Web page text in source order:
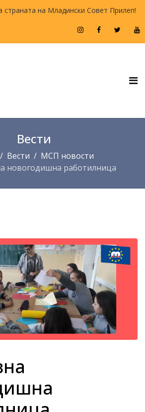
страната на Младински Совет Прилеп!
Вести
Вести
МСП новости
новогодишна работилница